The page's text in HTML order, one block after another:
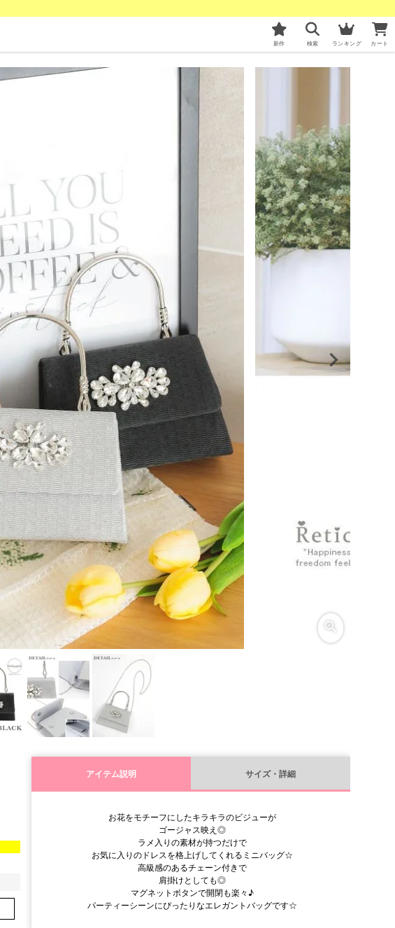
新作 検索 ランキング カート
アイテム説明 サイズ・詳細
お花をモチーフにしたキラキラのビジューが
ゴージャス映え◎
ラメ入りの素材が持つだけで
お気に入りのドレスを格上げしてくれるミニバッグ☆
高級感のあるチェーン付きで
肩掛けとしても◎
マグネットボタンで開閉も楽々♪
パーティーシーンにぴったりなエレガントバッグです☆